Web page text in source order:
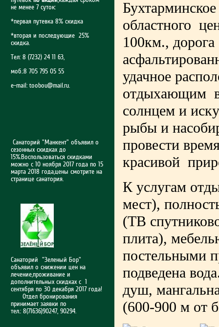
не менее 7 суток:
*первая путевка 8% скидка
*вторая и последующие 25%
скидка.
Тел: 8 (7232) 24 11 63,
моб.:8 705 795 05 55
e-mail: toobou@mail.ru.
Санаторий "Манкент" объявил о
сезонных скидках до
15%.Воспользоваться скидками
можно с 10 ноября 2017 года по 15
марта 2018 года,цены смотрите на
странице санатория.
Санаторий "Зеленый Бор"
объявил о снижении цен на
лечение,проживание и
дополнительных скидках с 1
сентября по 30 декабря 2017 года!
Отдел бронирования
принимает заявки по
тел.: 8(71636)90247, 90294.
областного
100км.,
удачное
отдыхающим
солнцем и
рыбы и
провести
красивой
К услугам
мест),
(ТВ
плита),
постельными
подведена
душ,
(600-900 м от